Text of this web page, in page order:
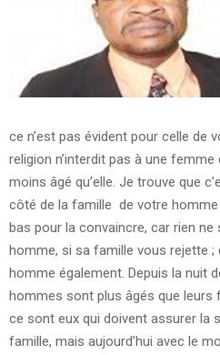
ce n’est pas évident pour celle de
religion n’interdit pas à une
moins âgé qu’elle. Je trouve que
côté de la famille de votre
bas pour la convaincre, car rien
homme, si sa famille vous rejette ;
homme également. Depuis la nuit
hommes sont plus âgés que leurs
ce sont eux qui doivent assurer la
famille, mais aujourd’hui avec le